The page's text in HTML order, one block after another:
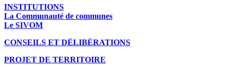
INSTITUTIONS
La Communauté de communes
Le SIVOM
CONSEILS ET DÉLIBÉRATIONS
PROJET DE TERRITOIRE